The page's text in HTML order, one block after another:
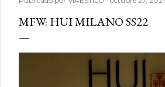
MFW: HUI MILANO SS22